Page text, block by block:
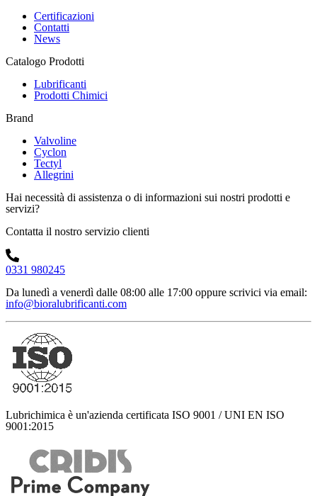
Certificazioni
Contatti
News
Catalogo Prodotti
Lubrificanti
Prodotti Chimici
Brand
Valvoline
Cyclon
Tectyl
Allegrini
Hai necessità di assistenza o di informazioni sui nostri prodotti e
servizi?
Contatta il nostro servizio clienti
0331 980245
Da lunedì a venerdì dalle 08:00 alle 17:00 oppure scrivici via email:
info@bioralubrificanti.com
Lubrichimica è un'azienda certificata ISO 9001 / UNI EN ISO
9001:2015